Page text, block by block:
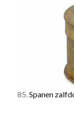
85.Spanen